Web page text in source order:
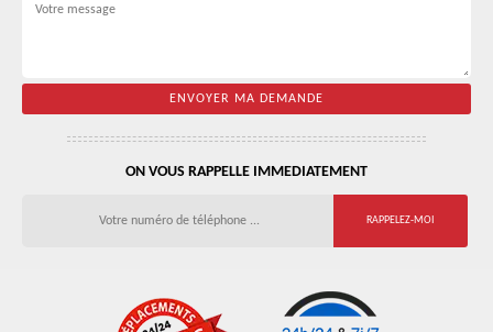
ON VOUS RAPPELLE IMMEDIATEMENT